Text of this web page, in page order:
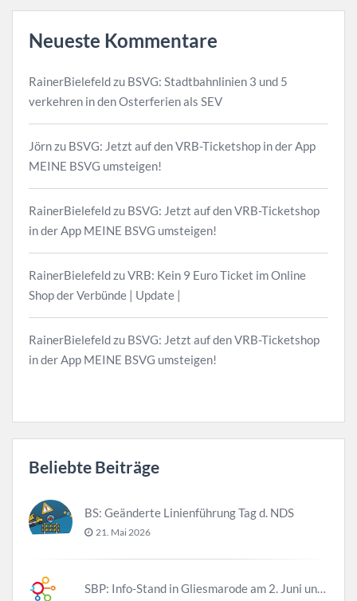
Neueste Kommentare
RainerBielefeldzu BSVG: Stadtbahnlinien 3 und 5
verkehren in den Osterferien als SEV
Jörnzu BSVG: Jetzt auf den VRB-Ticketshop in der App
MEINE BSVG umsteigen!
RainerBielefeldzu BSVG: Jetzt auf den VRB-Ticketshop
in der App MEINE BSVG umsteigen!
RainerBielefeldzuVRB: Kein 9 Euro Ticket im Online
Shop der Verbünde | Update |
RainerBielefeldzu BSVG: Jetzt auf den VRB-Ticketshop
in der App MEINE BSVG umsteigen!
Beliebte Beiträge
BS: Geänderte Linienführung Tag d. NDS
21. Mai 2026
SBP: Info-Stand in Gliesmarode am 2. Juni und 23. Juni